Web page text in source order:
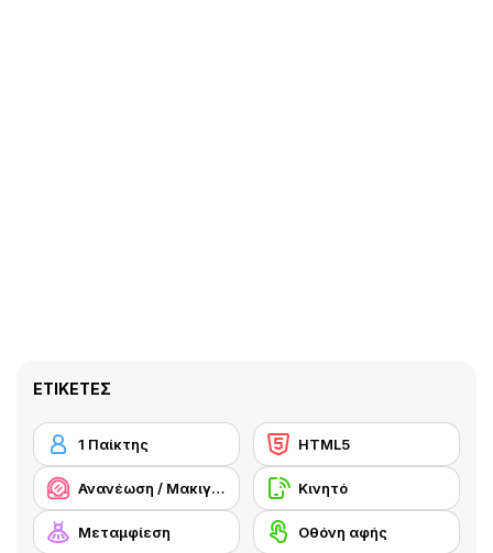
ΕΤΙΚΈΤΕΣ
1 Παίκτης HTML5
Ανανέωση / Μακιγιάζ Κινητό
Μεταμφίεση Οθόνη αφής